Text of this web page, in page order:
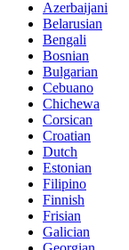
Azerbaijani
Belarusian
Bengali
Bosnian
Bulgarian
Cebuano
Chichewa
Corsican
Croatian
Dutch
Estonian
Filipino
Finnish
Frisian
Galician